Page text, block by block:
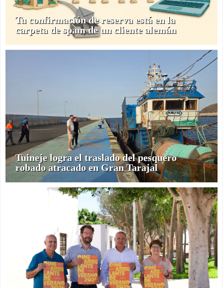
Tu confirmación de reserva está en la
carpeta de spam de un cliente alemán
Tuineje logra el traslado del pesquero
robado atracado en Gran Tarajal